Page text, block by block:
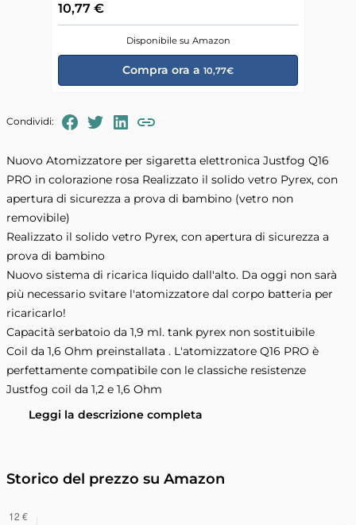
10,77 €
Disponibile su Amazon
Compra ora a 10,77€
Condividi: FaceBook
TwitterLinkedIn
Nuovo Atomizzatore per sigaretta elettronica Justfog Q16
PRO in colorazione rosa Realizzato il solido vetro Pyrex, con
apertura di sicurezza a prova di bambino (vetro non
removibile)
Realizzato il solido vetro Pyrex, con apertura di sicurezza a
prova di bambino
Nuovo sistema di ricarica liquido dall'alto. Da oggi non sarà
più necessario svitare l'atomizzatore dal corpo batteria per
ricaricarlo!
Capacità serbatoio da 1,9 ml. tank pyrex non sostituibile
Coil da 1,6 Ohm preinstallata . L'atomizzatore Q16 PRO è
perfettamente compatibile con le classiche resistenze
Justfog coil da 1,2 e 1,6 Ohm
Leggi la descrizione completa
Storico del prezzo su Amazon